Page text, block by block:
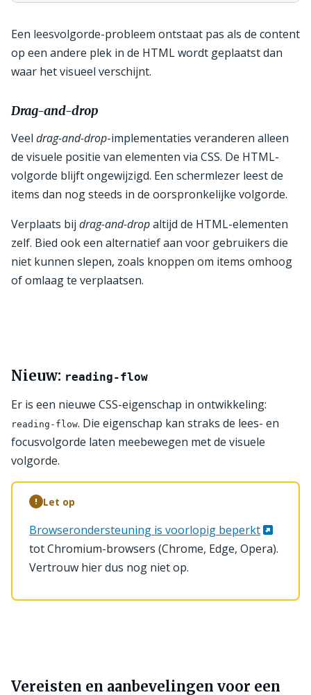
Een leesvolgorde-probleem ontstaat pas als de content
op een andere plek in de HTML wordt geplaatst dan
waar het visueel verschijnt.
Drag-and-drop
Veel drag-and-drop-implementaties veranderen alleen
de visuele positie van elementen via CSS. De HTML-
volgorde blijft ongewijzigd. Een schermlezer leest de
items dan nog steeds in de oorspronkelijke volgorde.
Verplaats bij drag-and-dropaltijd de HTML-elementen
zelf. Bied ook een alternatief aan voor gebruikers die
niet kunnen slepen, zoals knoppen om items omhoog
of omlaag te verplaatsen.
Nieuw: reading-flow
Er is een nieuwe CSS-eigenschap in ontwikkeling:
reading-flow. Die eigenschap kan straks de lees- en
focusvolgorde laten meebewegen met de visuele
volgorde.
! Let op
Browserondersteuning is voorlopig beperkt
tot Chromium-browsers (Chrome, Edge, Opera).
Vertrouw hier dus nog niet op.
Vereisten en aanbevelingen voor een